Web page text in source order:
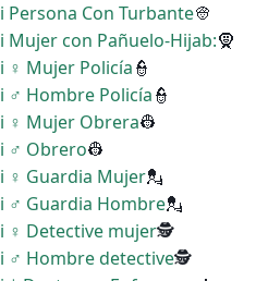
Con Turbante👳
con Pañuelo-Hijab:🧕
‍♀️ Mujer Policía👮
‍♂️ Hombre Policía👮
♀ Mujer Obrera👷
♂ Obrero👷
♀ Guardia Mujer💂
♂ Guardia Hombre💂
️‍♀️ Detective mujer🕵
♂ Hombre detective🕵